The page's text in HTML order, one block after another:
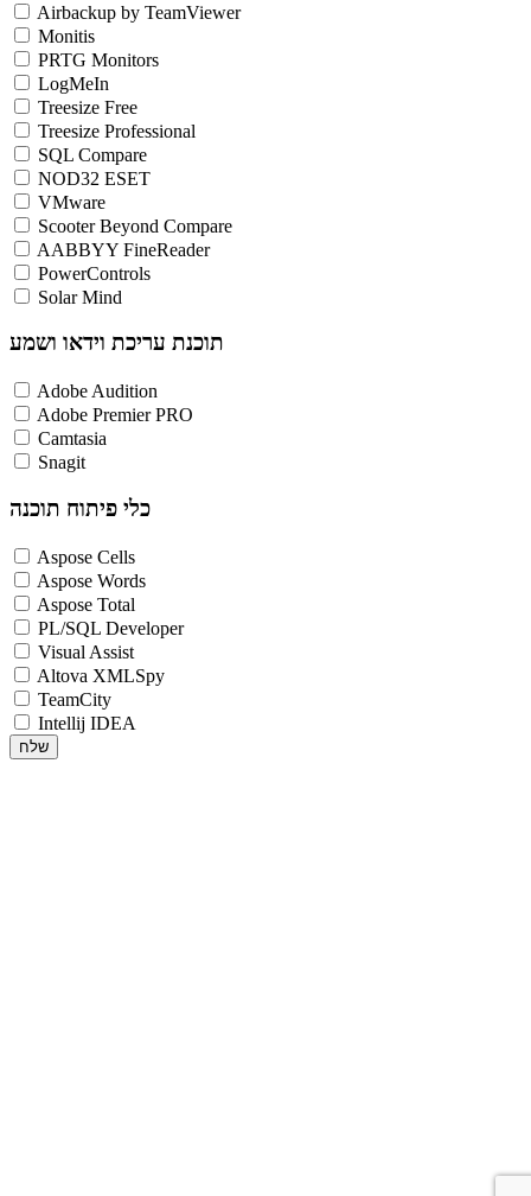
Airbackup by TeamViewer
Monitis
PRTG Monitors
LogMeIn
Treesize Free
Treesize Professional
SQL Compare
NOD32 ESET
VMware
Scooter Beyond Compare
AABBYY FineReader
PowerControls
Solar Mind
תוכנת עריכת וידאו ושמע
Adobe Audition
Adobe Premier PRO
Camtasia
Snagit
כלי פיתוח תוכנה
Aspose Cells
Aspose Words
Aspose Total
PL/SQL Developer
Visual Assist
Altova XMLSpy
TeamCity
Intellij IDEA